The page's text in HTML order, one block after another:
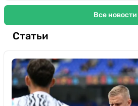
Все новости
Статьи